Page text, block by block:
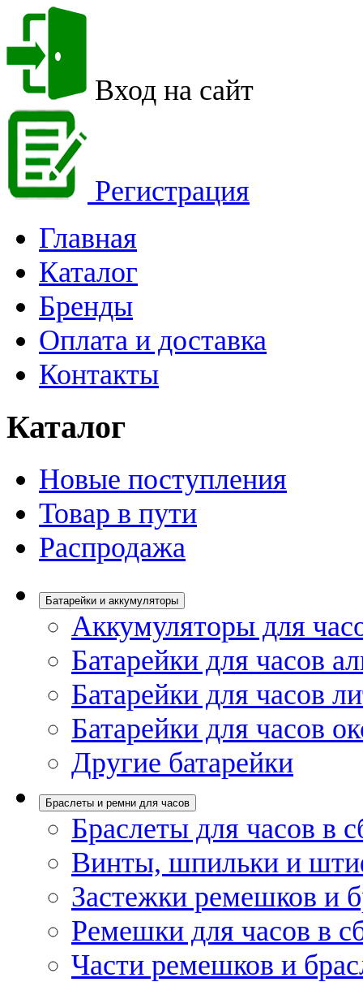
Вход на сайт
Регистрация
Главная
Каталог
Бренды
Оплата и доставка
Контакты
Каталог
Новые поступления
Товар в пути
Распродажа
Батарейки и аккумуляторы
Аккумуляторы для
Батарейки для часов
Батарейки для часов
Батарейки для часов
Другие батарейки
Браслеты и ремни для часов
Браслеты для часов в
Винты, шпильки и
Застежки ремешков и
Ремешки для часов в
Части ремешков и